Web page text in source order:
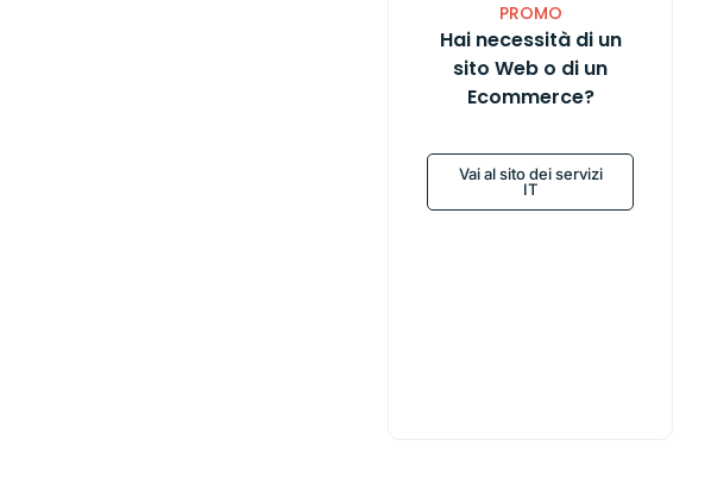
PROMO
Hai necessità di un
sito Web o di un
Ecommerce?
Vai al sito dei servizi
IT